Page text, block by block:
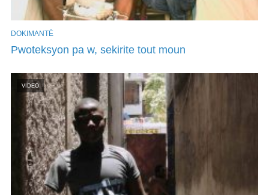
DOKIMANTÈ
Pwoteksyon pa w, sekirite tout moun
VIDEO